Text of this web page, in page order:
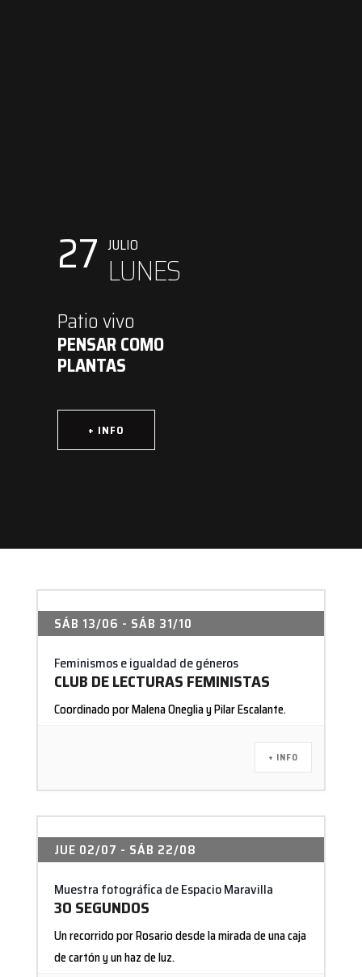
27 JULIO
LUNES
Patio vivo
PENSAR COMO
PLANTAS
+ INFO
SÁB 13/06 - SÁB 31/10
Feminismos e igualdad de géneros
CLUB DE LECTURAS FEMINISTAS
Coordinado por Malena Oneglia y Pilar Escalante.
+ INFO
JUE 02/07 - SÁB 22/08
Muestra fotográfica de Espacio Maravilla
30 SEGUNDOS
Un recorrido por Rosario desde la mirada de una caja
de cartón y un haz de luz.